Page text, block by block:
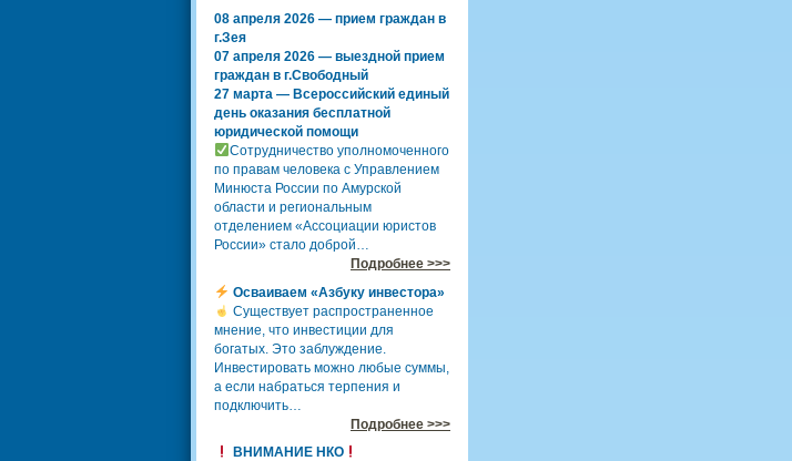
08 апреля 2026 — прием граждан в
г.Зея
07 апреля 2026 — выездной прием
граждан в г.Свободный
27 марта — Всероссийский единый
день оказания бесплатной
юридической помощи
Сотрудничество уполномоченного
по правам человека с Управлением
Минюста России по Амурской
области и региональным
отделением «Ассоциации юристов
России» стало доброй…
Подробнее >>>
Осваиваем «Азбуку инвестора»
Существует распространенное
мнение, что инвестиции для
богатых. Это заблуждение.
Инвестировать можно любые суммы,
а если набраться терпения и
подключить…
Подробнее >>>
ВНИМАНИЕ НКО